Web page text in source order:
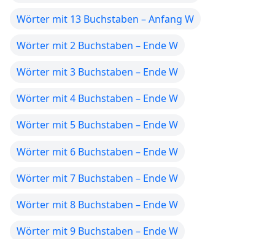
Wörter mit 13 Buchstaben – Anfang W
Wörter mit 2 Buchstaben – Ende W
Wörter mit 3 Buchstaben – Ende W
Wörter mit 4 Buchstaben – Ende W
Wörter mit 5 Buchstaben – Ende W
Wörter mit 6 Buchstaben – Ende W
Wörter mit 7 Buchstaben – Ende W
Wörter mit 8 Buchstaben – Ende W
Wörter mit 9 Buchstaben – Ende W